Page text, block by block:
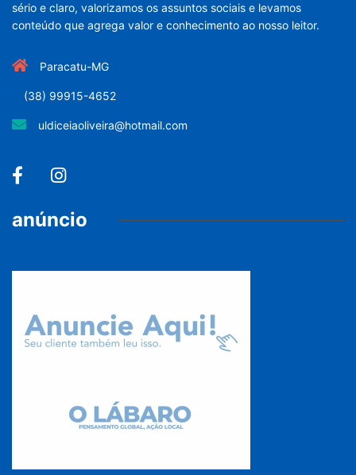
sério e claro, valorizamos os assuntos sociais e levamos
conteúdo que agrega valor e conhecimento ao nosso leitor.
Paracatu-MG
(38) 99915-4652
uldiceiaoliveira@hotmail.com
anúncio